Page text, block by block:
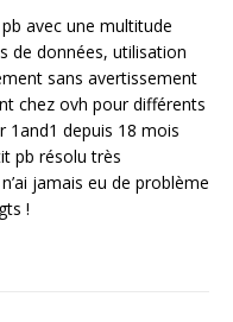
avec une multitude
de données, utilisation
sans avertissement
chez ovh pour différents
1and1 depuis 18 mois
pb résolu très
jamais eu de problème
!